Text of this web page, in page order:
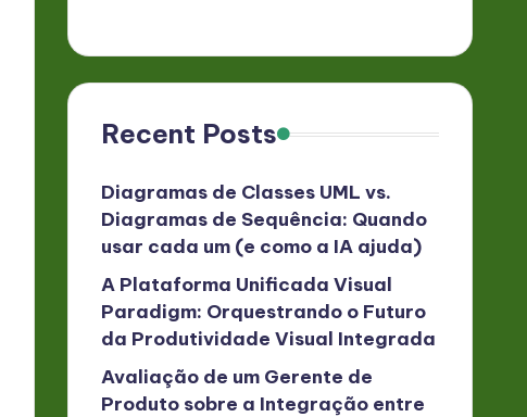
Recent Posts
Diagramas de Classes UML vs.
Diagramas de Sequência: Quando
usar cada um (e como a IA ajuda)
A Plataforma Unificada Visual
Paradigm: Orquestrando o Futuro
da Produtividade Visual Integrada
Avaliação de um Gerente de
Produto sobre a Integração entre